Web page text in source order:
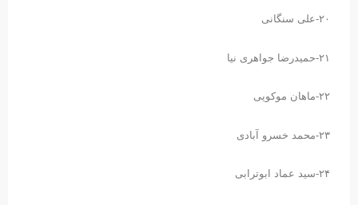
۲۰-علی سنگانی
۲۱-حمیدرضا جواهری نیا
۲۲-ماهان موکویی
۲۳-محمد خسرو آبادی
۲۴-سید عماد ابوترابی